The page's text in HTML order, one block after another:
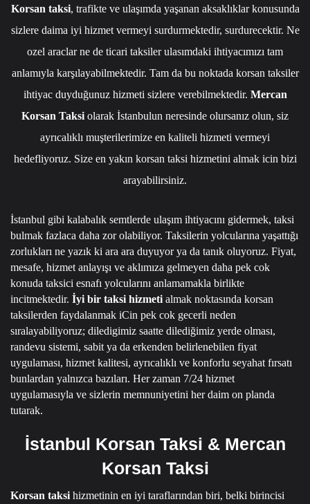
Korsan taksi, trafikte ve ulaşımda yaşanan aksaklıklar konusunda
sizlere daima iyi hizmet vermeyi surdurmektedir, surdurecektir. Ne
ozel araclar ne de ticari taksiler ulasımdaki ihtiyacımızı tam
anlamıyla karşılayabilmektedir. Tam da bu noktada korsan taksiler
ihtiyac duyduğunuz hizmeti sizlere verebilmektedir. Mercan
Korsan Taksi olarak İstanbulun neresinde olursanız olun, siz
ayrıcalıklı muşterilerimize en kaliteli hizmeti vermeyi
hedefliyoruz. Size en yakın korsan taksi hizmetini almak icin bizi
arayabilirsiniz.
İstanbul gibi kalabalık semtlerde ulaşım ihtiyacını gidermek, taksi
bulmak fazlaca daha zor olabiliyor. Taksilerin yolcularına yaşattığı
zorlukları ne yazık ki ara ara duyuyor ya da tanık oluyoruz. Fiyat,
mesafe, hizmet anlayışı ve aklımıza gelmeyen daha pek cok
konuda taksici esnafı yolcularını anlamamakla birlikte
incitmektedir. İyi bir taksi hizmeti almak noktasında korsan
taksilerden faydalanmak iCin pek cok gecerli neden
sıralayabiliyoruz; diledigimiz saatte dilediğimiz yerde olması,
randevu sistemi, sabit ya da erkenden belirlenebilen fiyat
uygulaması, hizmet kalitesi, ayrıcalıklı ve konforlu seyahat fırsatı
bunlardan yalnızca bazıları. Her zaman 7/24 hizmet
uygulamasıyla ve sizlerin memnuniyetini her daim on planda
tutarak.
İstanbul Korsan Taksi & Mercan
Korsan Taksi
Korsan taksi hizmetinin en iyi taraflarından biri, belki birincisi